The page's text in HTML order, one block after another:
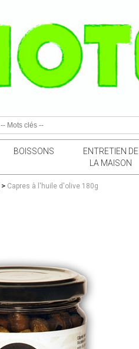
BOISSONS
ENTRETIEN DE
LA MAISON
> Capres à l'huile d'olive 180g